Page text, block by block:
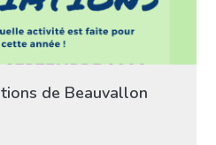
de Beauvallon